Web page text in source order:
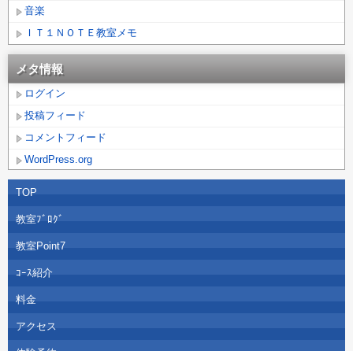
音楽
ＩＴ１ＮＯＴＥ教室メモ
メタ情報
ログイン
投稿フィード
コメントフィード
WordPress.org
TOP
教室ﾌﾞﾛｸﾞ
教室Point7
ｺｰｽ紹介
料金
アクセス